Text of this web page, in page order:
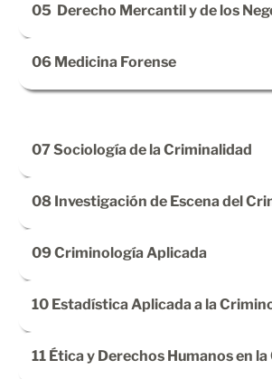
05 Derecho Mercantil y de los
06 Medicina Forense
07Sociología de la Criminalidad
08 Investigación de Escena del
09Criminología Aplicada
10 Estadística Aplicada a la
11 Ética y Derechos Humanos en